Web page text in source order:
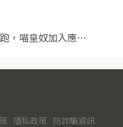
，喵皇奴加入應⋯
隱私政策 防詐騙資訊